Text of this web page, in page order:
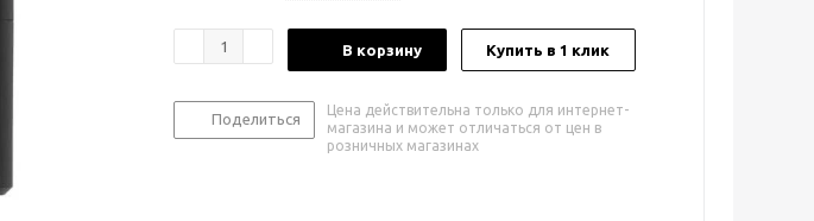
В корзину Купить в 1 клик
Поделиться
Цена действительна только для интернет-
магазина и может отличаться от цен в
розничных магазинах